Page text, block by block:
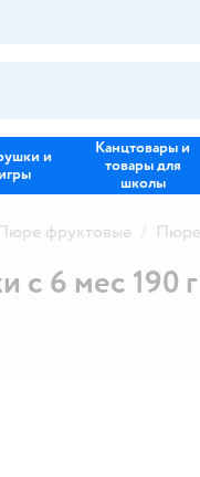
и
Канцтовары и
товары для
школы
фруктовые
с 6 мес 190 г